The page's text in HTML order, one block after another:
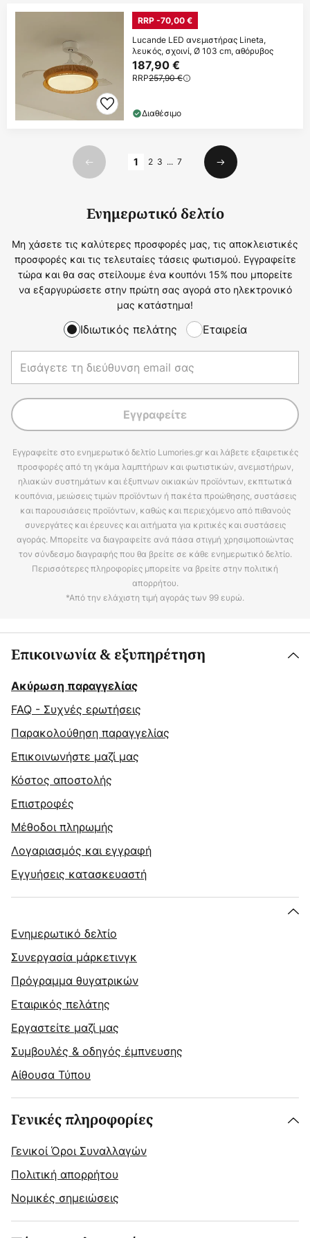
RRP -70,00 €
Lucande LED ανεμιστήρας Lineta,
λευκός, σχοινί, Ø 103 cm, αθόρυβος
187,90 €
RRP257,90 €
Διαθέσιμο
Προηγούμενο
1 2 3 ... 7
Επόμενο
Ενημερωτικό δελτίο
Μη χάσετε τις καλύτερες προσφορές μας, τις αποκλειστικές
προσφορές και τις τελευταίες τάσεις φωτισμού. Εγγραφείτε
τώρα και θα σας στείλουμε ένα κουπόνι 15% που μπορείτε
να εξαργυρώσετε στην πρώτη σας αγορά στο ηλεκτρονικό
μας κατάστημα!
Ιδιωτικός πελάτης Εταιρεία
Εγγραφείτε
Εγγραφείτε στο ενημερωτικό δελτίο Lumories.gr και λάβετε εξαιρετικές
προσφορές από τη γκάμα λαμπτήρων και φωτιστικών, ανεμιστήρων,
ηλιακών συστημάτων και έξυπνων οικιακών προϊόντων, εκπτωτικά
κουπόνια, μειώσεις τιμών προϊόντων ή πακέτα προώθησης, συστάσεις
και παρουσιάσεις προϊόντων, καθώς και περιεχόμενο από πιθανούς
συνεργάτες και έρευνες και αιτήματα για κριτικές και συστάσεις
αγοράς. Μπορείτε να διαγραφείτε ανά πάσα στιγμή χρησιμοποιώντας
τον σύνδεσμο διαγραφής που θα βρείτε σε κάθε ενημερωτικό δελτίο.
Περισσότερες πληροφορίες μπορείτε να βρείτε στην πολιτική
απορρήτου.
*Από την ελάχιστη τιμή αγοράς των 99 ευρώ.
Επικοινωνία & εξυπηρέτηση
Ακύρωση παραγγελίας
FAQ - Συχνές ερωτήσεις
Παρακολούθηση παραγγελίας
Επικοινωνήστε μαζί μας
Κόστος αποστολής
Επιστροφές
Μέθοδοι πληρωμής
Λογαριασμός και εγγραφή
Εγγυήσεις κατασκευαστή
Ενημερωτικό δελτίο
Συνεργασία μάρκετινγκ
Πρόγραμμα θυγατρικών
Εταιρικός πελάτης
Εργαστείτε μαζί μας
Συμβουλές & οδηγός έμπνευσης
Αίθουσα Τύπου
Γενικές πληροφορίες
Γενικοί Όροι Συναλλαγών
Πολιτική απορρήτου
Νομικές σημειώσεις